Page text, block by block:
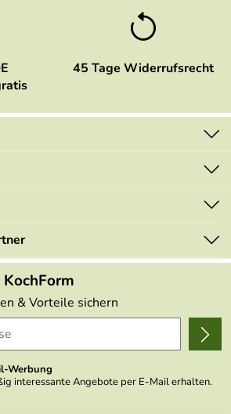
45 Tage Widerrufsrecht
& Vorteile sichern
Werbung
interessante Angebote per E-Mail erhalten.
wird nicht an andere Unternehmen
Zwecken wird in anonymer Form